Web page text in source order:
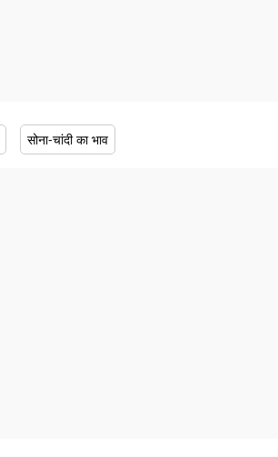
सोना-चांदी का भाव